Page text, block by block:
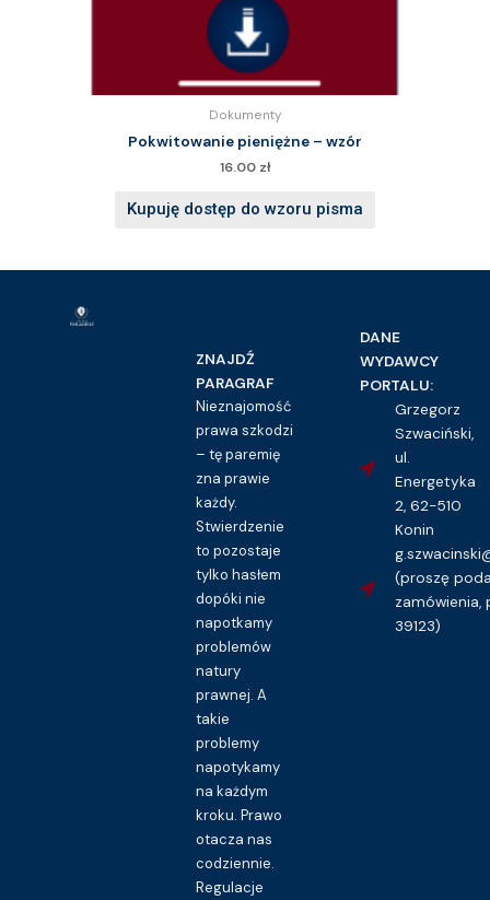
Dokumenty
Pokwitowanie pieniężne – wzór
16.00 zł
Kupuję dostęp do wzoru pisma
ZNAJDŹ
PARAGRAF
Nieznajomość
prawa szkodzi
– tę paremię
zna prawie
każdy.
Stwierdzenie
to pozostaje
tylko hasłem
dopóki nie
napotkamy
problemów
natury
prawnej. A
takie
problemy
napotykamy
na każdym
kroku. Prawo
otacza nas
codziennie.
Regulacje
DANE
WYDAWCY
PORTALU:
Grzegorz
Szwaciński,
ul.
Energetyka
2, 62-510
Konin
(proszę
zamówienia,
39123)